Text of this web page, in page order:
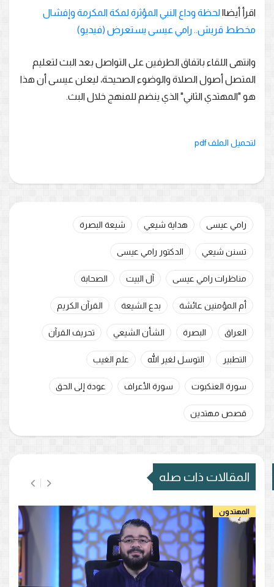
اقرأ أيضا|لحظة وداع النبي المؤثرة لمكة المكرمة وإفشال
مخطط قريش.. رامي عيسى يستعرض (فيديو)
وانتهى اللقاء باتفاق الطرفين على التواصل بعد البث لتعليم
المتصل أصول الصلاة والوضوء الصحيحة، ليعلن عيسى أن هذا
هو "المهتدي الثاني" الذي ينضم للمنهج خلال البث.
لتحميل الملف pdf
رامي عيسى هداية شيعي شيعة البصرة
تسنن شيعي الدكتور رامي عيسى
مناظرات رامي عيسى آل البيت الصحابة
أم المؤمنين عائشة بدع الشيعة القرآن الكريم
العراق البصرة الشأن الشيعي تحريف القرآن
التطبير التوسل لغير الله علم الغيب
سورة العنكبوت سورة الأعراف عودة إلى الحق
قصص مهتدين
المقالات ذات صله
المهتدون